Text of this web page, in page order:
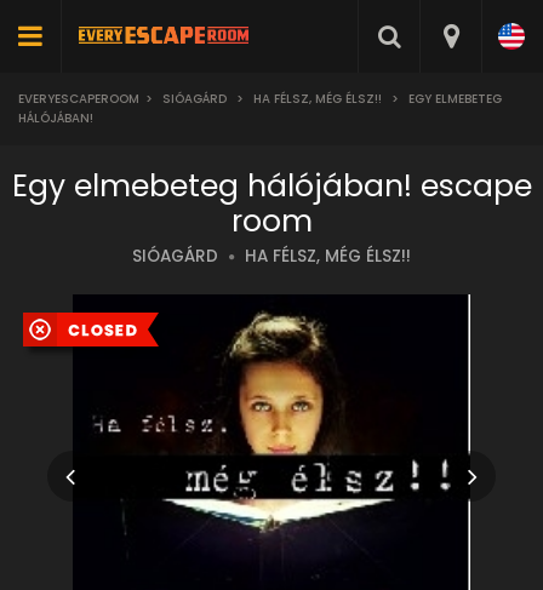
EVERYESCAPEROOM > SIÓAGÁRD > HA FÉLSZ, MÉG ÉLSZ!! >
EGY ELMEBETEG
HÁLÓJÁBAN!
Egy elmebeteg hálójában! escape
room
SIÓAGÁRD HA FÉLSZ, MÉG ÉLSZ!!